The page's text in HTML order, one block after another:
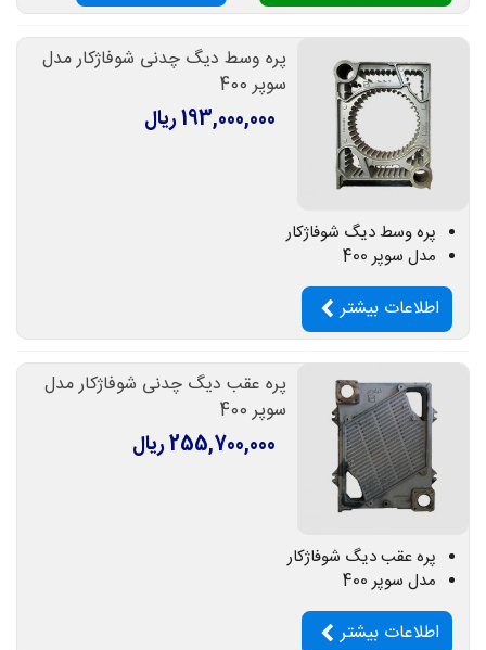
پره وسط دیگ چدنی شوفاژکار مدل
سوپر 400
193,000,000 ریال
پره وسط دیگ شوفاژکار
مدل سوپر 400
اطلاعات بیشتر
پره عقب دیگ چدنی شوفاژکار مدل
سوپر 400
255,700,000 ریال
پره عقب دیگ شوفاژکار
مدل سوپر 400
اطلاعات بیشتر